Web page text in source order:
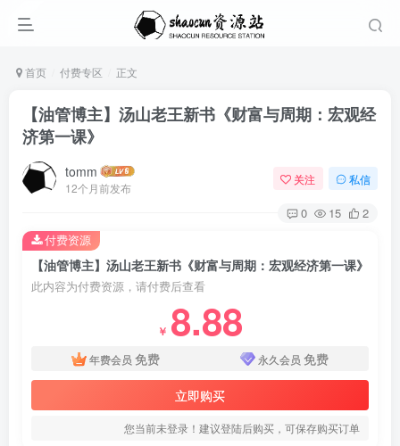
首页 付费专区 正文
【油管博主】汤山老王新书《财富与周期：宏观经
济第一课》
tomm
12个月前发布
关注 私信
0 15 2
【油管博主】汤山老王新书《财富与周期：宏观经济第一课》
此内容为付费资源，请付费后查看
￥ 8.88
年费会员 免费 永久会员 免费
立即购买
您当前未登录！建议登陆后购买，可保存购买订单
付费资源